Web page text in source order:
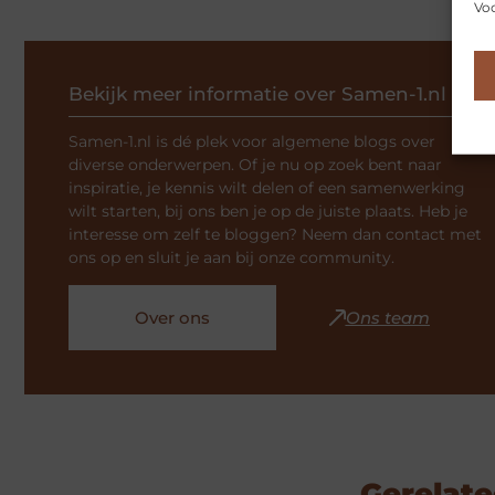
Bekijk meer informatie over Samen-1.nl
Samen-1.nl is dé plek voor algemene blogs over
diverse onderwerpen. Of je nu op zoek bent naar
inspiratie, je kennis wilt delen of een samenwerking
wilt starten, bij ons ben je op de juiste plaats. Heb je
interesse om zelf te bloggen? Neem dan contact met
ons op en sluit je aan bij onze community.
Over ons Ons team